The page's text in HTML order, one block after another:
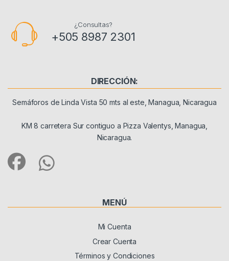
¿Consultas?
+505 8987 2301
DIRECCIÓN:
Semáforos de Linda Vista 50 mts al este, Managua, Nicaragua
KM 8 carretera Sur contiguo a Pizza Valentys, Managua,
Nicaragua.
MENÚ
Mi Cuenta
Crear Cuenta
Términos y Condiciones